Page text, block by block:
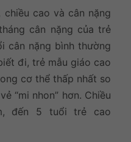
chiều cao và cân nặng
cân nặng của trẻ
cân nặng bình thường
đi, trẻ mẫu giáo cao
cơ thể thấp nhất so
“mi nhon” hơn. Chiều
đến 5 tuổi trẻ cao